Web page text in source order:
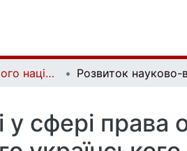
Вісник Київського національного університету імені Тараса Шевченка. Юридичні науки. Випуск 3 (118)
у сфері права